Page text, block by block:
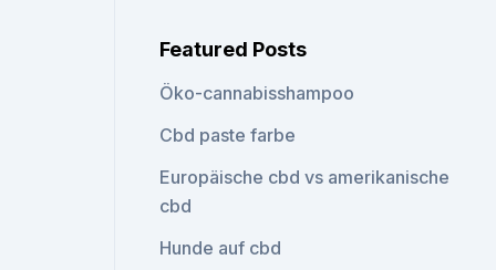
Featured Posts
Öko-cannabisshampoo
Cbd paste farbe
Europäische cbd vs amerikanische
cbd
Hunde auf cbd